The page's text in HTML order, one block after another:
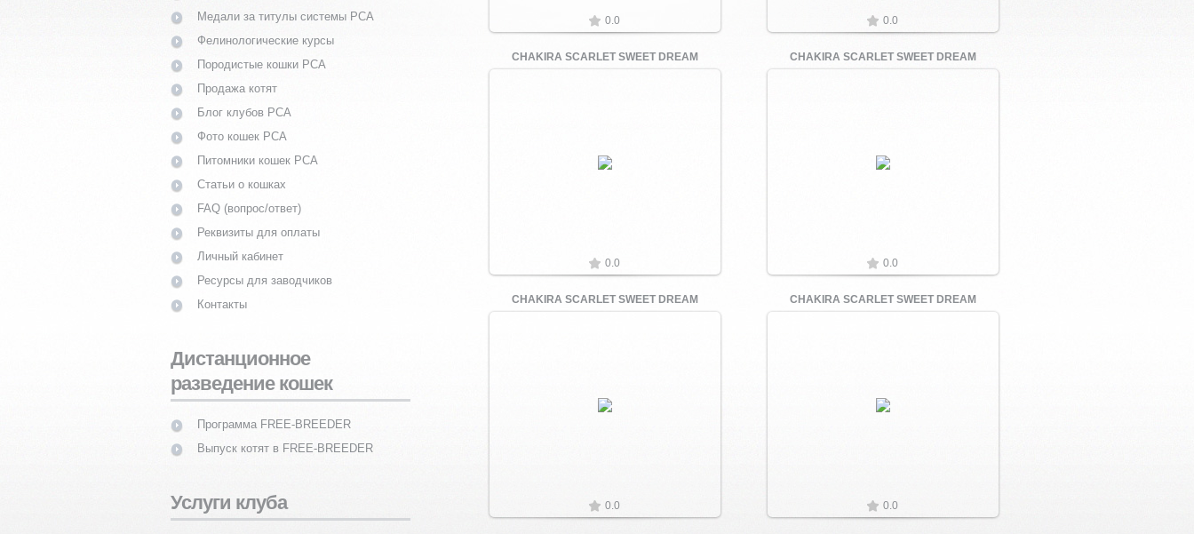
0.0 0.0
CHAKIRA SCARLET SWEET DREAM
Увеличить
0.0
CHAKIRA SCARLET SWEET DREAM
Увеличить
0.0
CHAKIRA SCARLET SWEET DREAM
Увеличить
0.0
CHAKIRA SCARLET SWEET DREAM
Увеличить
0.0
Медали за титулы системы PCA
Фелинологические курсы
Породистые кошки PCA
Продажа котят
Блог клубов PCA
Фото кошек PCA
Питомники кошек PCA
Статьи о кошках
FAQ (вопрос/ответ)
Реквизиты для оплаты
Личный кабинет
Ресурсы для заводчиков
Контакты
Дистанционное
разведение кошек
Программа FREE-BREEDER
Выпуск котят в FREE-BREEDER
Услуги клуба